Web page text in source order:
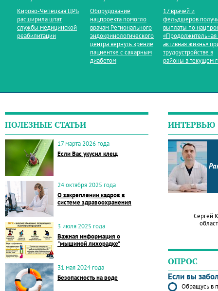
Кирово‑Чепецкая ЦРБ
расширила штат
службы медицинской
реабилитации
Оборудование
нацпроекта помогло
врачам Регионального
эндокринологического
центра вернуть зрение
пациентке с сахарным
диабетом
17 врачей и
фельдшеров
выплаты по
«Продолжительная
активная жизнь»
трудоустройстве в
районы в текущем
ПОЛЕЗНЫЕ СТАТЬИ
17 марта 2026 года
Если Вас укусил клещ
24 октября 2025 года
О закреплении кадров в
системе здравоохранения
3 июля 2025 года
Важная информация о
"мышиной лихорадке"
31 мая 2024 года
Безопасность на воде
ИНТЕРВЬЮ
Сергей
ОПРОС
Если вы
Обращусь в